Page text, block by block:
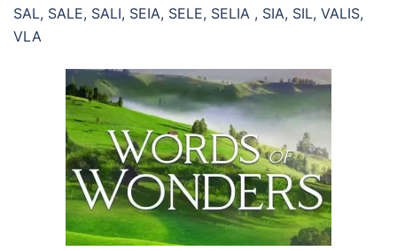
SAL, SALE, SALI, SEIA, SELE, SELIA , SIA, SIL, VALIS,
VLA